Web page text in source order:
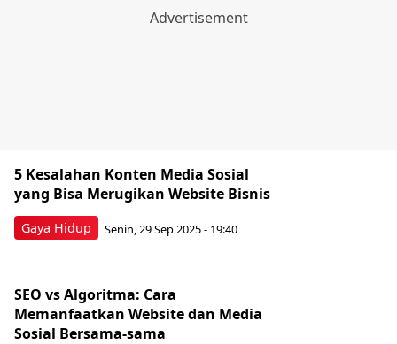
Gaya Hidup
5 Kesalahan Konten Media Sosial
yang Bisa Merugikan Website Bisnis
Senin, 29 Sep 2025 - 19:40
SEO vs Algoritma: Cara
Memanfaatkan Website dan Media
Sosial Bersama-sama